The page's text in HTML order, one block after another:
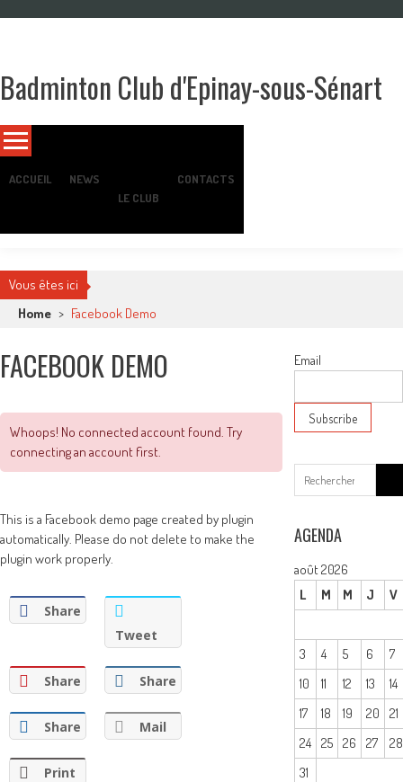
Badminton Club d'Epinay-sous-Sénart
ACCUEIL
NEWS
LE CLUB
CONTACTS
Vous êtes ici
Home > Facebook Demo
FACEBOOK DEMO
Whoops! No connected account found. Try
connecting an account first.
This is a Facebook demo page created by plugin
automatically. Please do not delete to make the
plugin work properly.
Share
Tweet
Share Share
Share Mail
Print
Email
for:
AGENDA
août 2026
L
M M J V
3 4 5 6
7
10
11 12 13
14
17
18 19 20
21
24 25 26 27
28
31